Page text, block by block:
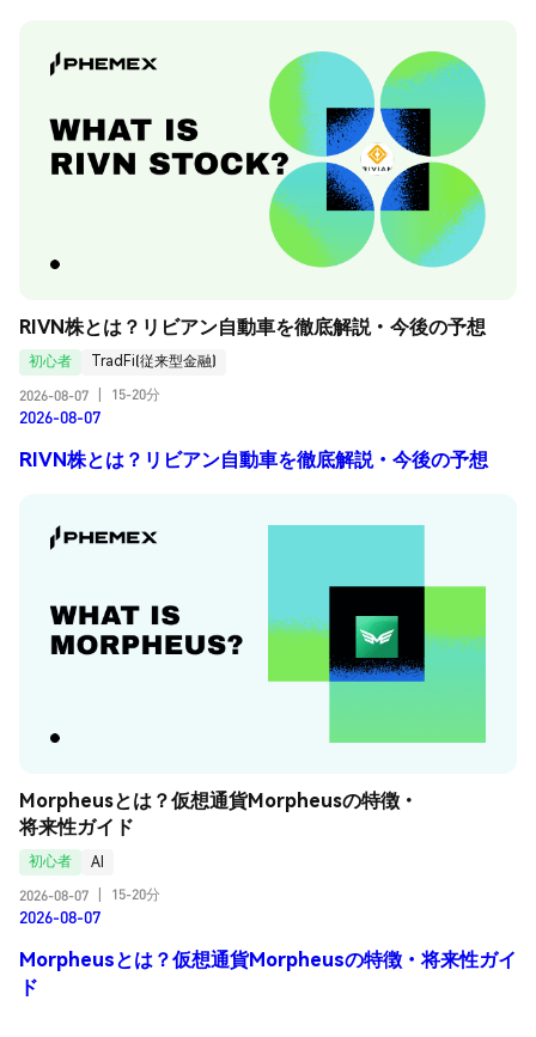
RIVN株とは？リビアン自動車を徹底解説・今後の予想
初心者
TradFi(従来型金融)
2026-08-07
15-20分
2026-08-07
RIVN株とは？リビアン自動車を徹底解説・今後の予想
Morpheusとは？仮想通貨Morpheusの特徴・
将来性ガイド
初心者
AI
2026-08-07
15-20分
2026-08-07
Morpheusとは？仮想通貨Morpheusの特徴・将来性ガイ
ド